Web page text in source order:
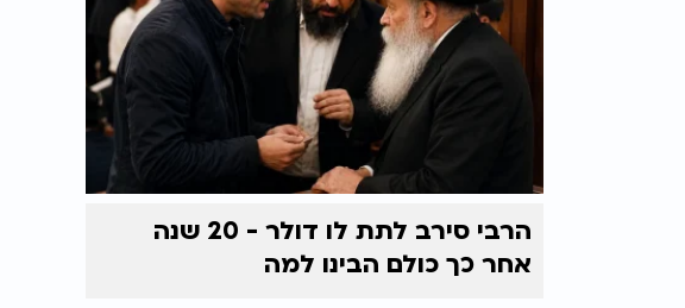
הרבי סירב לתת לו דולר - 20 שנה
אחר כך כולם הבינו למה